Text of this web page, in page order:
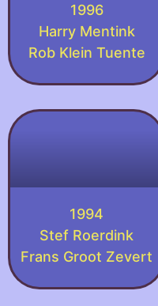
1996
Harry Mentink
Rob Klein Tuente
1994
Stef Roerdink
Frans Groot Zevert